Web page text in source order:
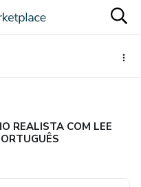
REALISTA COM LEE